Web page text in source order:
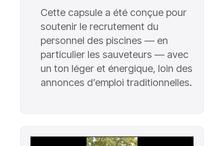
Cette capsule a été conçue pour
soutenir le recrutement du
personnel des piscines — en
particulier les sauveteurs — avec
un ton léger et énergique, loin des
annonces d’emploi traditionnelles.